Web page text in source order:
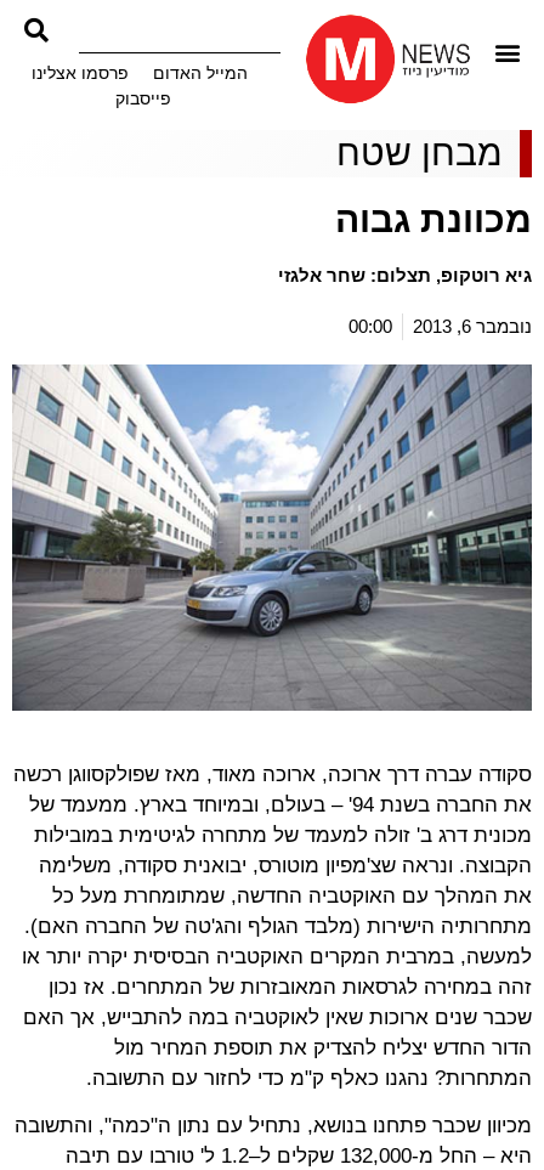
המייל האדום
פרסמו אצלינו
פייסבוק
מבחן שטח
מכוונת גבוה
גיא רוטקופ, תצלום: שחר אלגזי
נובמבר 6, 2013 00:00
סקודה עברה דרך ארוכה, ארוכה מאוד, מאז שפולקסווגן רכשה
את החברה בשנת 94' – בעולם, ובמיוחד בארץ. ממעמד של
מכונית דרג ב' זולה למעמד של מתחרה לגיטימית במובילות
הקבוצה. ונראה שצ'מפיון מוטורס, יבואנית סקודה, משלימה
את המהלך עם האוקטביה החדשה, שמתומחרת מעל כל
מתחרותיה הישירות (מלבד הגולף והג'טה של החברה האם).
למעשה, במרבית המקרים האוקטביה הבסיסית יקרה יותר או
זהה במחירה לגרסאות המאובזרות של המתחרים. אז נכון
שכבר שנים ארוכות שאין לאוקטביה במה להתבייש, אך האם
הדור החדש יצליח להצדיק את תוספת המחיר מול
המתחרות? נהגנו כאלף ק"מ כדי לחזור עם התשובה.
מכיוון שכבר פתחנו בנושא, נתחיל עם נתון ה"כמה", והתשובה
היא – החל מ-132,000 שקלים ל–1.2 ל' טורבו עם תיבה